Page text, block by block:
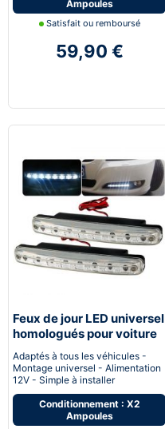
Ampoules
Satisfait ou remboursé
59,90 €
Feux de jour LED universel
homologués pour voiture
moto quad
Adaptés à tous les véhicules -
Montage universel - Alimentation
12V - Simple à installer
Conditionnement : X2
Ampoules